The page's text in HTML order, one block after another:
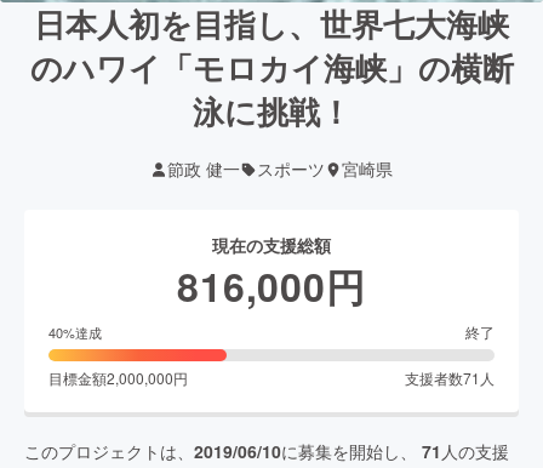
日本人初を目指し、世界七大海峡
のハワイ「モロカイ海峡」の横断
泳に挑戦！
節政 健一 スポーツ 宮崎県
現在の支援総額
816,000円
40%達成 終了
目標金額2,000,000円 支援者数71 人
このプロジェクトは、 2019/06/10に募集を開始し、 71 人の支援